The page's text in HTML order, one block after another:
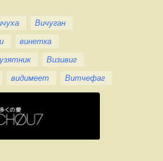
Вичуган
винетка
Визивиг
видимеет Витчефаг